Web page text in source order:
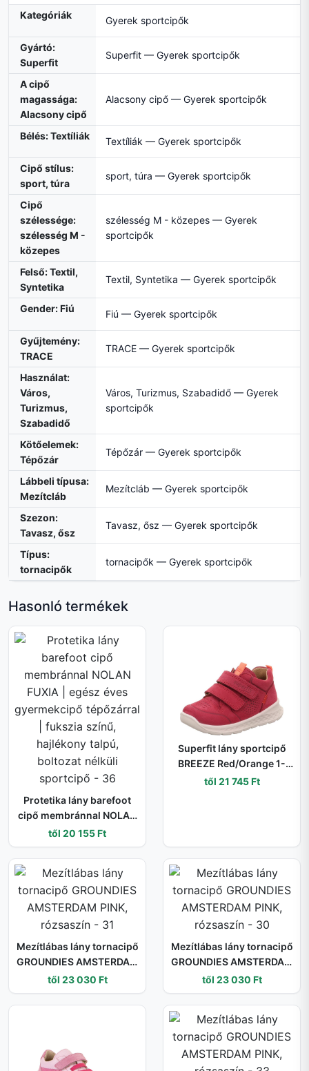
Kategóriák Gyerek sportcipők
Gyártó:
Superfit
Superfit — Gyerek sportcipők
A cipő
magassága:
Alacsony cipő
Alacsony cipő — Gyerek sportcipők
Bélés: Textíliák Textíliák — Gyerek sportcipők
Cipő stílus:
sport, túra
sport, túra — Gyerek sportcipők
Cipő
szélessége:
szélesség M -
közepes
szélesség M - közepes — Gyerek
sportcipők
Felső: Textil,
Syntetika
Textil, Syntetika — Gyerek sportcipők
Gender: Fiú Fiú — Gyerek sportcipők
Gyűjtemény:
TRACE
TRACE — Gyerek sportcipők
Használat:
Város,
Turizmus,
Szabadidő
Város, Turizmus, Szabadidő — Gyerek
sportcipők
Kötőelemek:
Tépőzár
Tépőzár — Gyerek sportcipők
Lábbeli típusa:
Mezítcláb
Mezítcláb — Gyerek sportcipők
Szezon:
Tavasz, ősz
Tavasz, ősz — Gyerek sportcipők
Típus:
tornacipők
tornacipők — Gyerek sportcipők
Hasonló termékek
Protetika lány barefoot
cipő membránnal NOLAN
FUXIA | egész éves
gyermekcipő tépőzárral |
fukszia színű, hajlékony
talpú, boltozat nélküli
sportcipő - 36
től 20 155 Ft
Superfit lány sportcipő
BREEZE Red/Orange 1-
000363-5040 | egész
től 21 745 Ft
Mezítlábas lány tornacipő
GROUNDIES AMSTERDAM
PINK, rózsaszín - 31
től 23 030 Ft
Mezítlábas lány tornacipő
GROUNDIES AMSTERDAM
PINK, rózsaszín - 30
től 23 030 Ft